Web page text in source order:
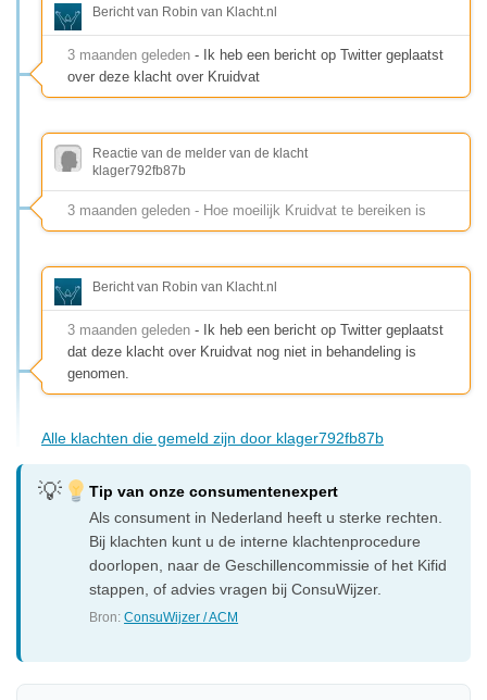
Bericht van Robin van Klacht.nl
3 maanden geleden - Ik heb een bericht op Twitter geplaatst
over deze klacht over Kruidvat
Reactie van de melder van de klacht
klager792fb87b
3 maanden geleden - Hoe moeilijk Kruidvat te bereiken is
Bericht van Robin van Klacht.nl
3 maanden geleden - Ik heb een bericht op Twitter geplaatst
dat deze klacht over Kruidvat nog niet in behandeling is
genomen.
Alle klachten die gemeld zijn door klager792fb87b
Tip van onze consumentenexpert
Als consument in Nederland heeft u sterke rechten.
Bij klachten kunt u de interne klachtenprocedure
doorlopen, naar de Geschillencommissie of het Kifid
stappen, of advies vragen bij ConsuWijzer.
Bron:ConsuWijzer / ACM